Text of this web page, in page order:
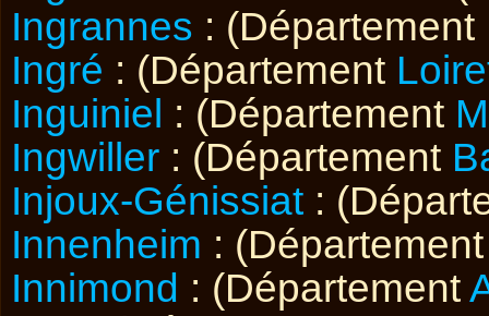
Ingrannes : (Département
Ingré : (Département
Inguiniel : (Département
Ingwiller : (Département
Injoux-Génissiat :
Innenheim :
Innimond : (Département